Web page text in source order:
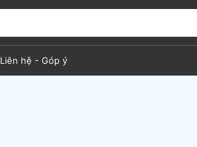
Liên hệ - Góp ý